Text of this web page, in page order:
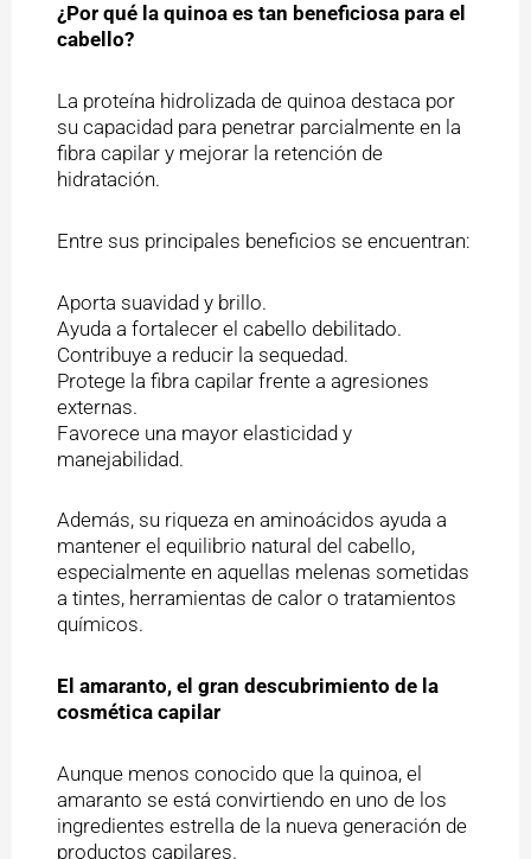
¿Por qué la quinoa es tan beneficiosa para el
cabello?
La proteína hidrolizada de quinoa destaca por
su capacidad para penetrar parcialmente en la
fibra capilar y mejorar la retención de
hidratación.
Entre sus principales beneficios se encuentran:
Aporta suavidad y brillo.
Ayuda a fortalecer el cabello debilitado.
Contribuye a reducir la sequedad.
Protege la fibra capilar frente a agresiones
externas.
Favorece una mayor elasticidad y
manejabilidad.
Además, su riqueza en aminoácidos ayuda a
mantener el equilibrio natural del cabello,
especialmente en aquellas melenas sometidas
a tintes, herramientas de calor o tratamientos
químicos.
El amaranto, el gran descubrimiento de la
cosmética capilar
Aunque menos conocido que la quinoa, el
amaranto se está convirtiendo en uno de los
ingredientes estrella de la nueva generación de
productos capilares.